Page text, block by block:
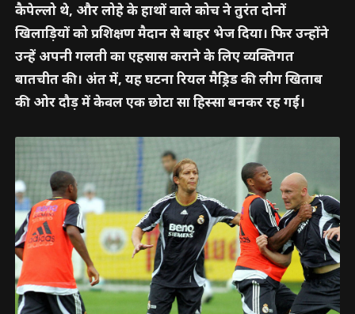
कैपेल्लो थे, और लोहे के हाथों वाले कोच ने तुरंत दोनों
खिलाड़ियों को प्रशिक्षण मैदान से बाहर भेज दिया। फिर उन्होंने
उन्हें अपनी गलती का एहसास कराने के लिए व्यक्तिगत
बातचीत की। अंत में, यह घटना रियल मैड्रिड की लीग खिताब
की ओर दौड़ में केवल एक छोटा सा हिस्सा बनकर रह गई।